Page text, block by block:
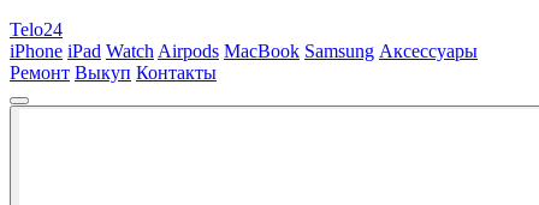
Telo24
iPhone iPad Watch Airpods MacBook Samsung Аксессуары
Ремонт Выкуп Контакты